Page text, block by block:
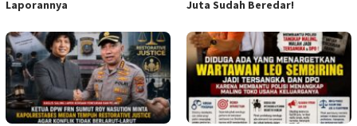
Laporannya
Juta Sudah Beredar!